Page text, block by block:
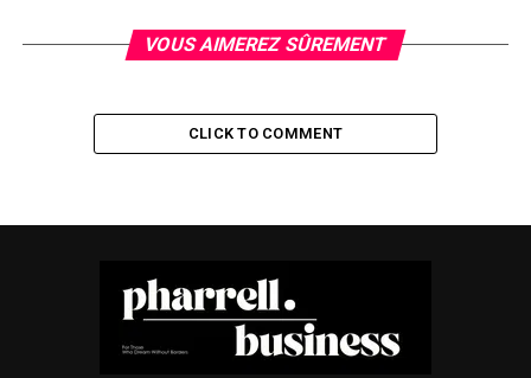
VOUS AIMEREZ SÛREMENT
CLICK TO COMMENT